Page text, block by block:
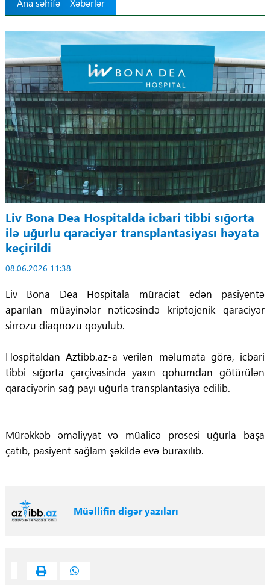
Ana səhifə - Xəbərlər
Liv Bona Dea Hospitalda icbari tibbi sığorta
ilə uğurlu qaraciyər transplantasiyası həyata
keçirildi
08.06.2026 11:38
Liv Bona Dea Hospitala müraciət edən pasiyentə
aparılan müayinələr nəticəsində kriptojenik qaraciyər
sirrozu diaqnozu qoyulub.
Hospitaldan Aztibb.az-a verilən məlumata görə, icbari
tibbi sığorta çərçivəsində yaxın qohumdan götürülən
qaraciyərin sağ payı uğurla transplantasiya edilib.
Mürəkkəb əməliyyat və müalicə prosesi uğurla başa
çatıb, pasiyent sağlam şəkildə evə buraxılıb.
Müəllifin digər yazıları
Regionlar
Elanlar
Gündəm
Tibbi maarifləndirmə
Mühüm hadisələr
COVID-19
ÜST